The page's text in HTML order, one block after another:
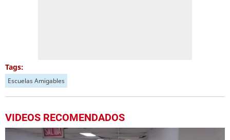
Tags:
Escuelas Amigables
VIDEOS RECOMENDADOS